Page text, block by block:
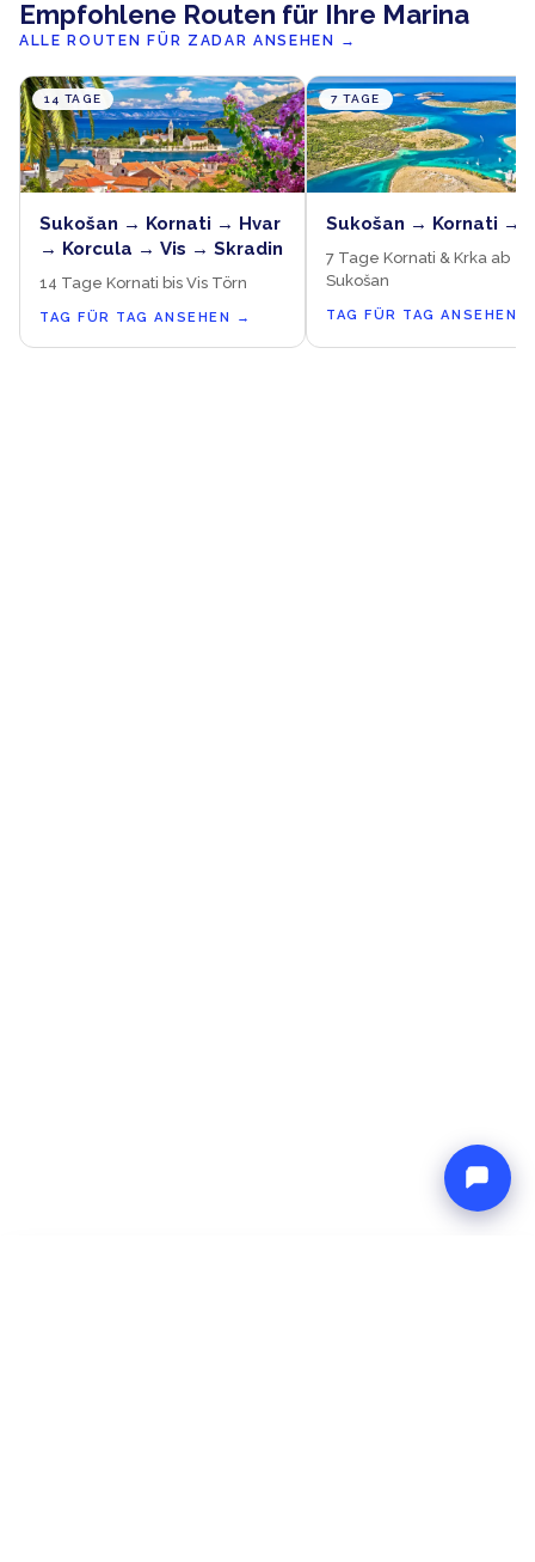
Empfohlene Routen für Ihre Marina
ALLE ROUTEN FÜR ZADAR ANSEHEN →
14 TAGE
Sukošan → Kornati → Hvar
→ Korcula → Vis → Skradin
14 Tage Kornati bis Vis Törn
TAG FÜR TAG ANSEHEN →
7 TAGE
Sukošan → Kornati →
7 Tage Kornati & Krka ab
Sukošan
TAG FÜR TAG ANSEHEN